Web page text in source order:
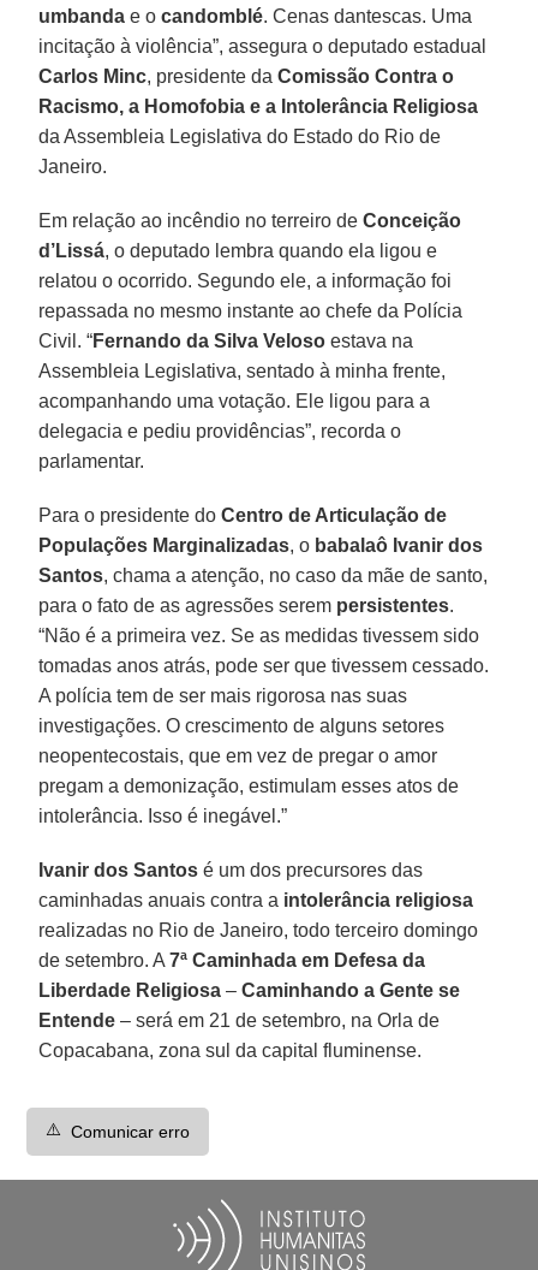
umbanda e ocandomblé. Cenas dantescas. Uma
incitação à violência”, assegura o deputado estadual
Carlos Minc, presidente daComissão Contra o
Racismo, a Homofobia e a Intolerância Religiosa
da Assembleia Legislativa do Estado do Rio de
Janeiro.
Em relação ao incêndio no terreiro deConceição
d’Lissá, o deputado lembra quando ela ligou e
relatou o ocorrido. Segundo ele, a informação foi
repassada no mesmo instante ao chefe da Polícia
Civil. “Fernando da Silva Veloso estava na
Assembleia Legislativa, sentado à minha frente,
acompanhando uma votação. Ele ligou para a
delegacia e pediu providências”, recorda o
parlamentar.
Para o presidente doCentro de Articulação de
Populações Marginalizadas, o babalaô Ivanir dos
Santos, chama a atenção, no caso da mãe de santo,
para o fato de as agressões serem persistentes.
“Não é a primeira vez. Se as medidas tivessem sido
tomadas anos atrás, pode ser que tivessem cessado.
A polícia tem de ser mais rigorosa nas suas
investigações. O crescimento de alguns setores
neopentecostais, que em vez de pregar o amor
pregam a demonização, estimulam esses atos de
intolerância. Isso é inegável.”
Ivanir dos Santos é um dos precursores das
caminhadas anuais contra a intolerância religiosa
realizadas no Rio de Janeiro, todo terceiro domingo
de setembro. A7ª Caminhada em Defesa da
Liberdade Religiosa –Caminhando a Gente se
Entende – será em 21 de setembro, na Orla de
Copacabana, zona sul da capital fluminense.
⚠️ Comunicar erro